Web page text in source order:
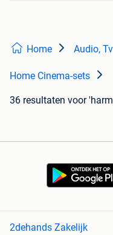
Home Audio,
Home Cinema-sets
36 resultaten voor
2dehands Zakelijk